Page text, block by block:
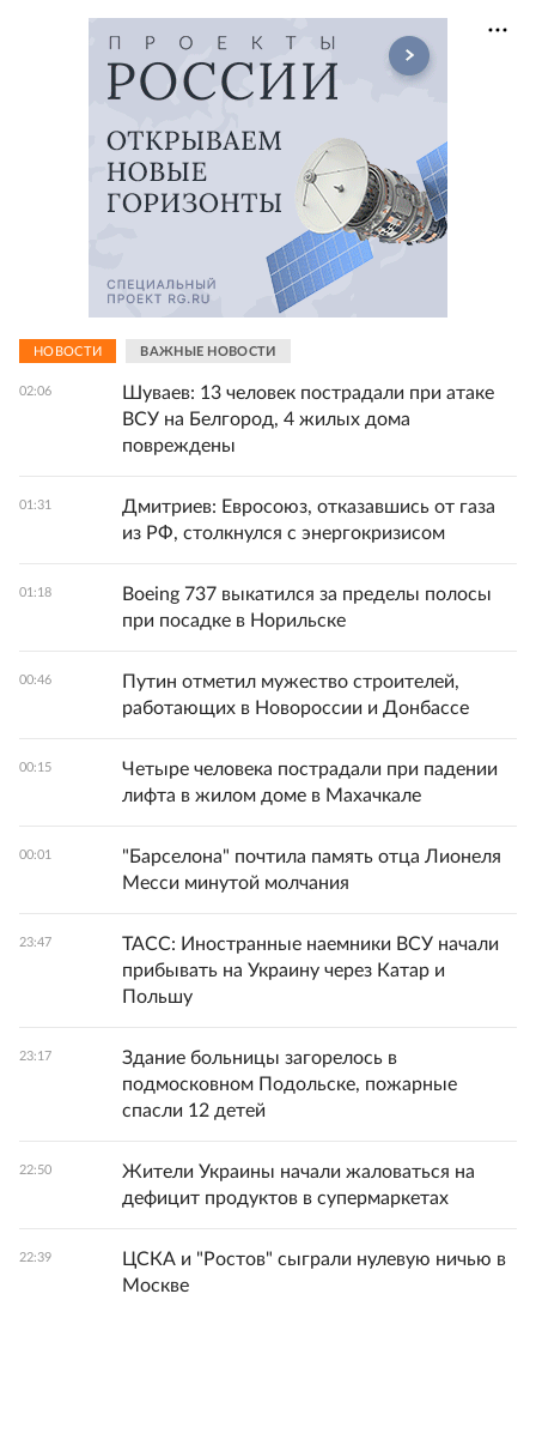
НОВОСТИ ВАЖНЫЕ НОВОСТИ
02:06
Шуваев: 13 человек пострадали при атаке
ВСУ на Белгород, 4 жилых дома
повреждены
01:31
Дмитриев: Евросоюз, отказавшись от газа
из РФ, столкнулся с энергокризисом
01:18
Boeing 737 выкатился за пределы полосы
при посадке в Норильске
00:46
Путин отметил мужество строителей,
работающих в Новороссии и Донбассе
00:15
Четыре человека пострадали при падении
лифта в жилом доме в Махачкале
00:01
"Барселона" почтила память отца Лионеля
Месси минутой молчания
23:47
ТАСС: Иностранные наемники ВСУ начали
прибывать на Украину через Катар и
Польшу
23:17
Здание больницы загорелось в
подмосковном Подольске, пожарные
спасли 12 детей
22:50
Жители Украины начали жаловаться на
дефицит продуктов в супермаркетах
22:39
ЦСКА и "Ростов" сыграли нулевую ничью в
Москве